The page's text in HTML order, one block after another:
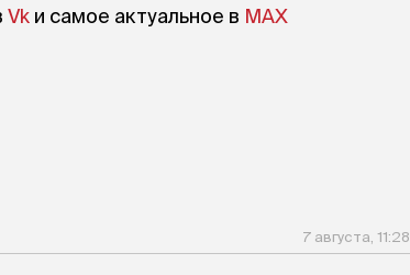
Vk и самое актуальное в MAX
7 августа, 11:28